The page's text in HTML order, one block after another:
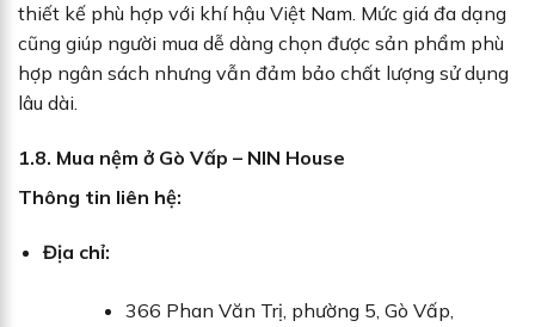
thiết kế phù hợp với khí hậu Việt Nam. Mức giá đa dạng
cũng giúp người mua dễ dàng chọn được sản phẩm phù
hợp ngân sách nhưng vẫn đảm bảo chất lượng sử dụng
lâu dài.
1.8. Mua nệm ở Gò Vấp – NIN House
Thông tin liên hệ:
Địa chỉ:
366 Phan Văn Trị, phường 5, Gò Vấp,